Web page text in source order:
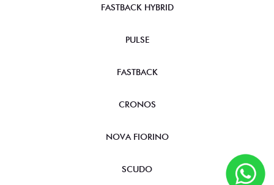
FASTBACK HYBRID
PULSE
FASTBACK
CRONOS
NOVA FIORINO
SCUDO